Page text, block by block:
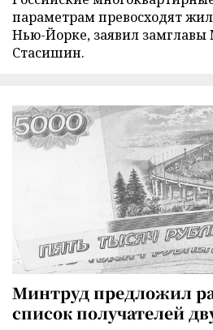
параметрам превосходят
Нью-Йорке, заявил
Стасишин.
Минтруд предложил
список получателей